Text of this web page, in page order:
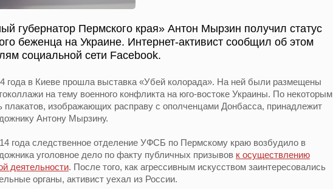
губернатор Пермского края» Антон Мырзин получил статус
беженца на Украине. Интернет-активист сообщил об этом
социальной сети Facebook.
года в Киеве прошла выставка «Убей колорада». На ней были размещены
на тему военного конфликта на юго-востоке Украины. По некоторым
плакатов, изображающих расправу с ополченцами Донбасса, принадлежит
Антону Мырзину.
года следственное отделение УФСБ по Пермскому краю возбудило в
уголовное дело по факту публичных призывов к осуществлению
деятельности. После того, как агрессивным искусством заинтересовались
органы, активист уехал из России.